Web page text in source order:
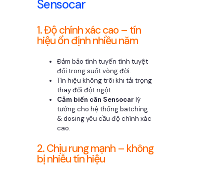
Sensocar
1. Độ chính xác cao – tín
hiệu ổn định nhiều năm
Đảm bảo tính tuyến tính tuyệt
đối trong suốt vòng đời.
Tín hiệu không trôi khi tải trọng
thay đổi đột ngột.
Cảm biến cân Sensocar lý
tưởng cho hệ thống batching
& dosing yêu cầu độ chính xác
cao.
2. Chịu rung mạnh – không
bị nhiễu tín hiệu